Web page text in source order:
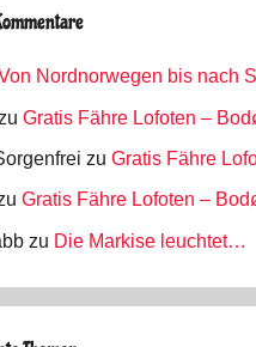
Nordnorwegen bis nach
Gratis Fähre Lofoten –
zu Gratis Fähre
Gratis Fähre Lofoten –
zu Die Markise leuchtet…